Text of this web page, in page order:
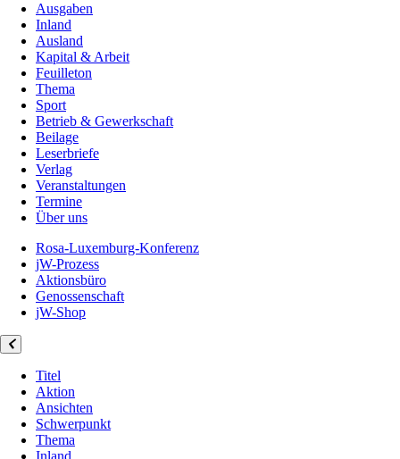
Ausgaben
Inland
Ausland
Kapital & Arbeit
Feuilleton
Thema
Sport
Betrieb & Gewerkschaft
Beilage
Leserbriefe
Verlag
Veranstaltungen
Termine
Über uns
Rosa-Luxemburg-Konferenz
jW-Prozess
Aktionsbüro
Genossenschaft
jW-Shop
Titel
Aktion
Ansichten
Schwerpunkt
Thema
Inland